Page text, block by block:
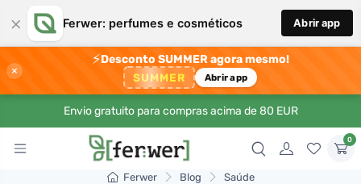
× Ferwer: perfumes e cosméticos Abrir app
×
⚡Desconto SUMMER agora mesmo!
SUMMER Abrir app
Envio gratuito para compras acima de 80 EUR
0
Ferwer Blog Saúde